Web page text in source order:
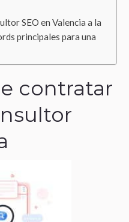
SEO en Valencia a la
principales para una
contratar